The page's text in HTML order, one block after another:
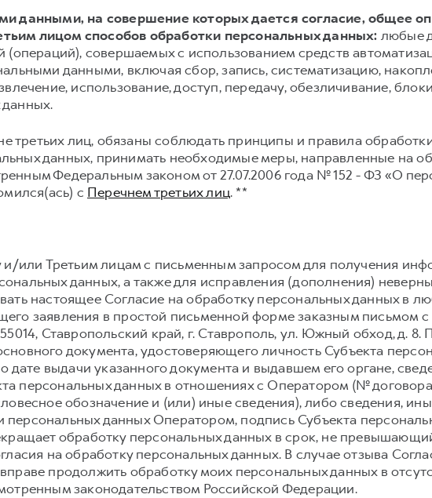
данными, на совершение которых дается согласие, общее
лицом способов обработки персональных данных: любые
(операций), совершаемых с использованием средств
данными, включая сбор, запись, систематизацию,
использование, доступ, передачу, обезличивание,
третьих лиц, обязаны соблюдать принципы и правила
данных, принимать необходимые меры, направленные на
Федеральным законом от 27.07.2006 года № 152 - ФЗ «О
с Перечнем третьих лиц. **
и/или Третьим лицам с письменным запросом для получения
данных, а также для исправления (дополнения)
настоящее Согласие на обработку персональных данных в
заявления в простой письменной форме заказным письмом
Ставропольский край, г. Ставрополь, ул. Южный обход, д. 8.
документа, удостоверяющего личность Субъекта
дате выдачи указанного документа и выдавшем его органе,
персональных данных в отношениях с Оператором (№
обозначение и (или) иные сведения), либо сведения,
данных Оператором, подпись Субъекта
обработку персональных данных в срок, не
на обработку персональных данных. В случае отзыва
продолжить обработку моих персональных данных в
законодательством Российской Федерации.